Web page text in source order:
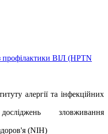
профілактики ВІЛ (HPTN
алергії та інфекційних
зловживання
(NIH)